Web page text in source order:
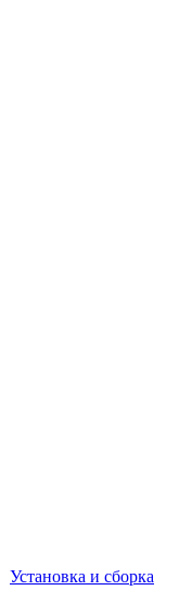
Установка и сборка